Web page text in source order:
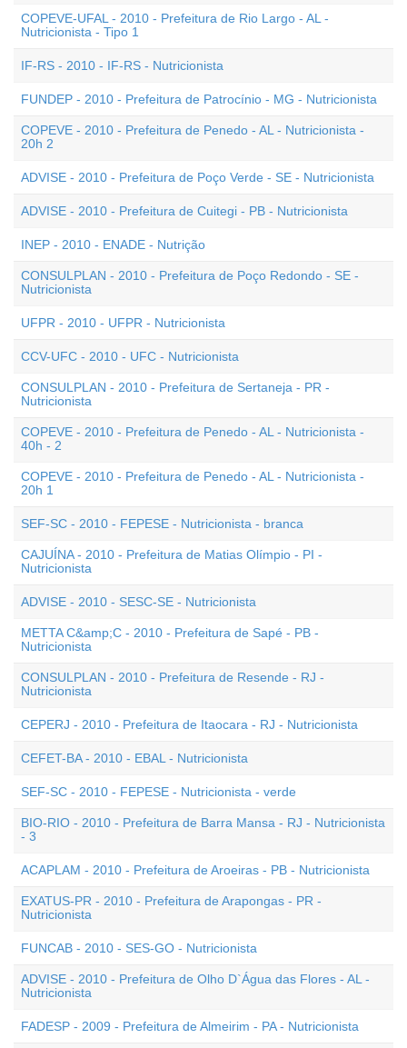
COPEVE-UFAL - 2010 - Prefeitura de Rio Largo - AL -
Nutricionista - Tipo 1
IF-RS - 2010 - IF-RS - Nutricionista
FUNDEP - 2010 - Prefeitura de Patrocínio - MG - Nutricionista
COPEVE - 2010 - Prefeitura de Penedo - AL - Nutricionista -
20h 2
ADVISE - 2010 - Prefeitura de Poço Verde - SE - Nutricionista
ADVISE - 2010 - Prefeitura de Cuitegi - PB - Nutricionista
INEP - 2010 - ENADE - Nutrição
CONSULPLAN - 2010 - Prefeitura de Poço Redondo - SE -
Nutricionista
UFPR - 2010 - UFPR - Nutricionista
CCV-UFC - 2010 - UFC - Nutricionista
CONSULPLAN - 2010 - Prefeitura de Sertaneja - PR -
Nutricionista
COPEVE - 2010 - Prefeitura de Penedo - AL - Nutricionista -
40h - 2
COPEVE - 2010 - Prefeitura de Penedo - AL - Nutricionista -
20h 1
SEF-SC - 2010 - FEPESE - Nutricionista - branca
CAJUÍNA - 2010 - Prefeitura de Matias Olímpio - PI -
Nutricionista
ADVISE - 2010 - SESC-SE - Nutricionista
METTA C&amp;C - 2010 - Prefeitura de Sapé - PB -
Nutricionista
CONSULPLAN - 2010 - Prefeitura de Resende - RJ -
Nutricionista
CEPERJ - 2010 - Prefeitura de Itaocara - RJ - Nutricionista
CEFET-BA - 2010 - EBAL - Nutricionista
SEF-SC - 2010 - FEPESE - Nutricionista - verde
BIO-RIO - 2010 - Prefeitura de Barra Mansa - RJ - Nutricionista
- 3
ACAPLAM - 2010 - Prefeitura de Aroeiras - PB - Nutricionista
EXATUS-PR - 2010 - Prefeitura de Arapongas - PR -
Nutricionista
FUNCAB - 2010 - SES-GO - Nutricionista
ADVISE - 2010 - Prefeitura de Olho D`Água das Flores - AL -
Nutricionista
FADESP - 2009 - Prefeitura de Almeirim - PA - Nutricionista